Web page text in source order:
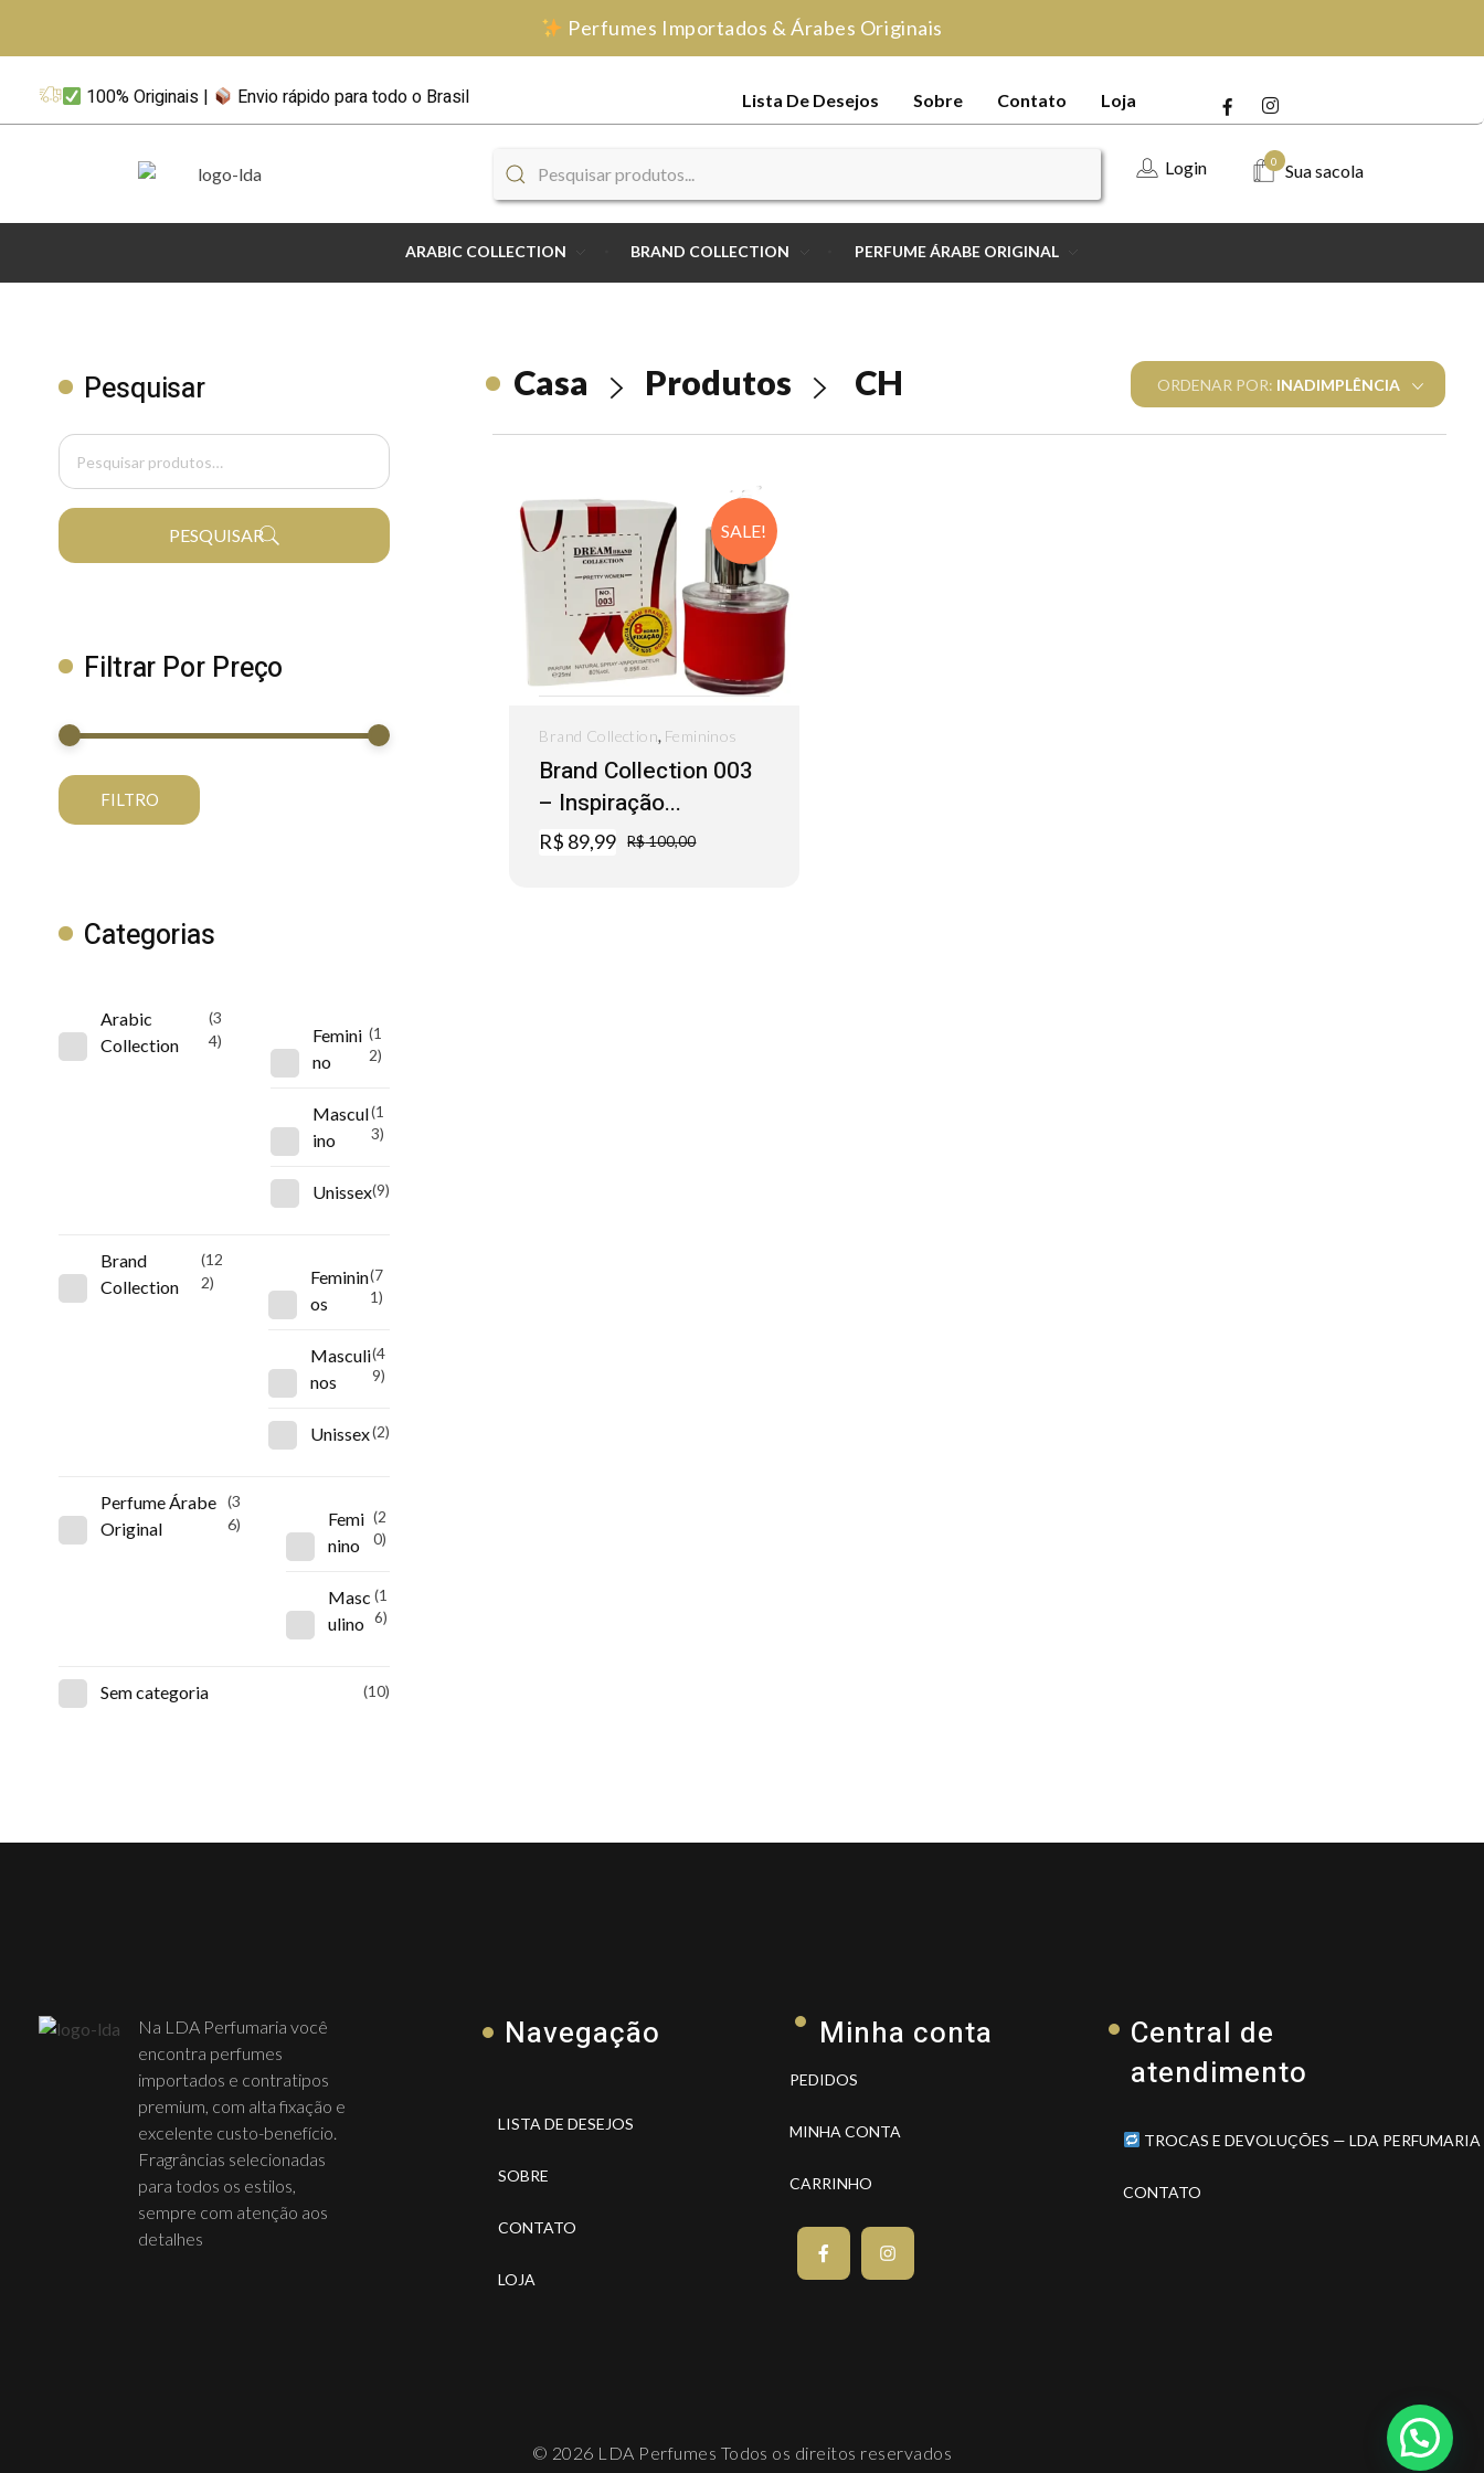
Perfumes Importados & Árabes Originais
100% Originais | Envio rápido para todo o Brasil Lista De Desejos Sobre Contato Loja
Login 0 Sua sacola
ARABIC COLLECTION BRAND COLLECTION PERFUME ÁRABE ORIGINAL
Casa Produtos CH ORDENAR POR: INADIMPLÊNCIA
SALE!
Brand Collection 003
– Inspiração...
R$ 89,99 R$100,00
Brand Collection Femininos
Pesquisar
PESQUISAR
Filtrar Por Preço
FILTRO
Categorias
Arabic
Collection
(3
4)
Femini
no
(1
2)
Mascul
ino
(1
3)
Unissex(9)
Brand
Collection
(12
2)
Feminin
os
(7
1)
Masculi
nos
(4
9)
Unissex(2)
Perfume Árabe
Original
(3
6)
Femi
nino
(2
0)
Masc
ulino
(1
6)
Sem categoria (10)
Na LDA Perfumaria você
encontra perfumes
importados e contratipos
premium, com alta fixação e
excelente custo-benefício.
Fragrâncias selecionadas
para todos os estilos,
sempre com atenção aos
detalhes
Navegação
LISTA DE DESEJOS
SOBRE
CONTATO
LOJA
Minha conta
PEDIDOS
MINHA CONTA
CARRINHO
Central de
atendimento
TROCAS E DEVOLUÇÕES — LDA PERFUMARIA
CONTATO
© 2026 LDA Perfumes Todos os direitos reservados